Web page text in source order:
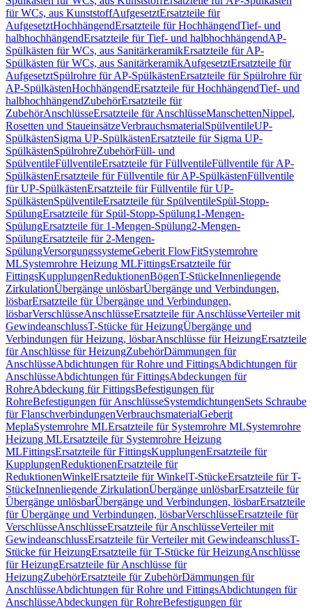
für WCs, aus KunststoffAufgesetztErsatzteile für
AufgesetztHochhängendErsatzteile für HochhängendTief- und
halbhochhängendErsatzteile für Tief- und halbhochhängendAP-
Spülkästen für WCs, aus SanitärkeramikErsatzteile für AP-
Spülkästen für WCs, aus SanitärkeramikAufgesetztErsatzteile für
AufgesetztSpülrohre für AP-SpülkästenErsatzteile für Spülrohre für
AP-SpülkästenHochhängendErsatzteile für HochhängendTief- und
halbhochhängendZubehörErsatzteile für
ZubehörAnschlüsseErsatzteile für AnschlüsseManschettenNippel,
Rosetten und StaueinsätzeVerbrauchsmaterialSpülventileUP-
SpülkästenSigma UP-SpülkästenErsatzteile für Sigma UP-
SpülkästenSpülrohreZubehörFüll- und
SpülventileFüllventileErsatzteile für FüllventileFüllventile für AP-
SpülkästenErsatzteile für Füllventile für AP-SpülkästenFüllventile
für UP-SpülkästenErsatzteile für Füllventile für UP-
SpülkästenSpülventileErsatzteile für SpülventileSpül-Stopp-
SpülungErsatzteile für Spül-Stopp-Spülung1-Mengen-
SpülungErsatzteile für 1-Mengen-Spülung2-Mengen-
SpülungErsatzteile für 2-Mengen-
SpülungVersorgungssystemeGeberit FlowFitSystemrohre
MLSystemrohre Heizung MLFittingsErsatzteile für
FittingsKupplungenReduktionenBögenT-StückeInnenliegende
ZirkulationÜbergänge unlösbarÜbergänge und Verbindungen,
lösbarErsatzteile für Übergänge und Verbindungen,
lösbarVerschlüsseAnschlüsseErsatzteile für AnschlüsseVerteiler mit
GewindeanschlussT-Stücke für HeizungÜbergänge und
Verbindungen für Heizung, lösbarAnschlüsse für HeizungErsatzteile
für Anschlüsse für HeizungZubehörDämmungen für
AnschlüsseAbdichtungen für Rohre und FittingsAbdichtungen für
AnschlüsseAbdichtungen für FittingsAbdeckungen für
RohreAbdeckung für FittingsBefestigungen für
RohreBefestigungen für AnschlüsseSystemdichtungenSets Schraube
für FlanschverbindungenVerbrauchsmaterialGeberit
MeplaSystemrohre MLErsatzteile für Systemrohre MLSystemrohre
Heizung MLErsatzteile für Systemrohre Heizung
MLFittingsErsatzteile für FittingsKupplungenErsatzteile für
KupplungenReduktionenErsatzteile für
ReduktionenWinkelErsatzteile für WinkelT-StückeErsatzteile für T-
StückeInnenliegende ZirkulationÜbergänge unlösbarErsatzteile für
Übergänge unlösbarÜbergänge und Verbindungen, lösbarErsatzteile
für Übergänge und Verbindungen, lösbarVerschlüsseErsatzteile für
VerschlüsseAnschlüsseErsatzteile für AnschlüsseVerteiler mit
GewindeanschlussErsatzteile für Verteiler mit GewindeanschlussT-
Stücke für HeizungErsatzteile für T-Stücke für HeizungAnschlüsse
für HeizungErsatzteile für Anschlüsse für
HeizungZubehörErsatzteile für ZubehörDämmungen für
AnschlüsseAbdichtungen für Rohre und FittingsAbdichtungen für
AnschlüsseAbdeckungen für RohreBefestigungen für